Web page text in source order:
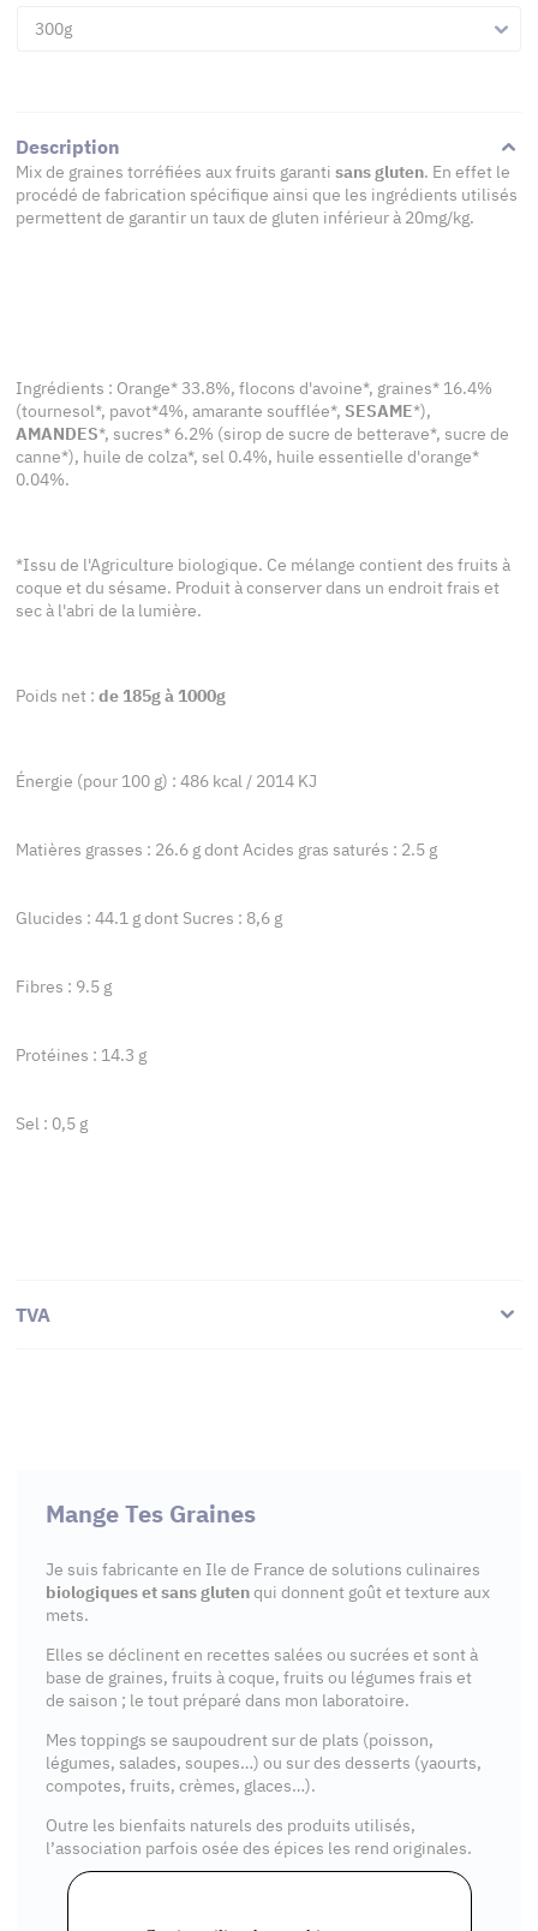
300g
Description
Mix de graines torréfiées aux fruits garanti sans gluten. En effet le
procédé de fabrication spécifique ainsi que les ingrédients utilisés
permettent de garantir un taux de gluten inférieur à 20mg/kg.
Ingrédients : Orange* 33.8%, flocons d'avoine*, graines* 16.4%
(tournesol*, pavot*4%, amarante soufflée*, SESAME*),
AMANDES*, sucres* 6.2% (sirop de sucre de betterave*, sucre de
canne*), huile de colza*, sel 0.4%, huile essentielle d'orange*
0.04%.
*Issu de l'Agriculture biologique. Ce mélange contient des fruits à
coque et du sésame. Produit à conserver dans un endroit frais et
sec à l'abri de la lumière.
Poids net : de 185g à 1000g
Énergie (pour 100 g) : 486 kcal / 2014 KJ
Matières grasses : 26.6 g dont Acides gras saturés : 2.5 g
Glucides : 44.1 g dont Sucres : 8,6 g
Fibres : 9.5 g
Protéines : 14.3 g
Sel : 0,5 g
TVA
Mange Tes Graines
Je suis fabricante en Ile de France de solutions culinaires
biologiques et sans glutenqui donnent goût et texture aux
mets.
Elles se déclinent en recettes salées ou sucrées et sont à
base de graines, fruits à coque, fruits ou légumes frais et
de saison ; le tout préparé dans mon laboratoire.
Mes toppings se saupoudrent sur de plats (poisson,
légumes, salades, soupes…) ou sur des desserts (yaourts,
compotes, fruits, crèmes, glaces…).
Outre les bienfaits naturels des produits utilisés,
l’association parfois osée des épices les rend originales.